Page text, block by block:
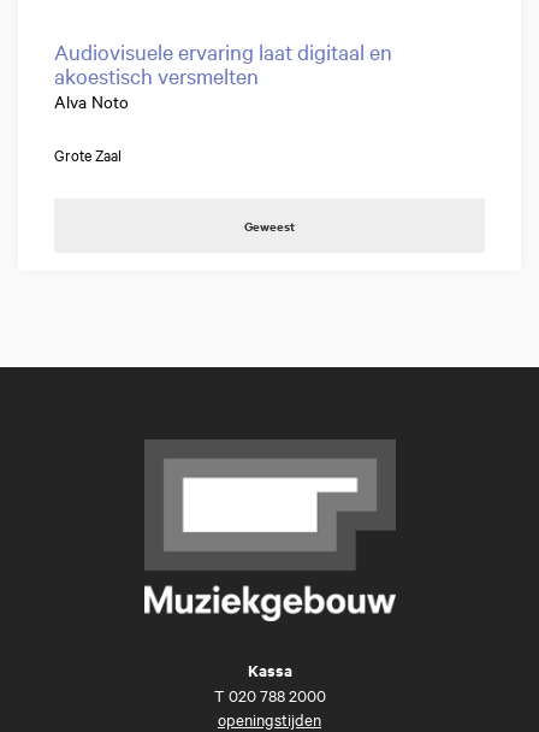
Audiovisuele ervaring laat digitaal en
akoestisch versmelten
Alva Noto
Grote Zaal
Geweest
Kassa
T 020 788 2000
openingstijden